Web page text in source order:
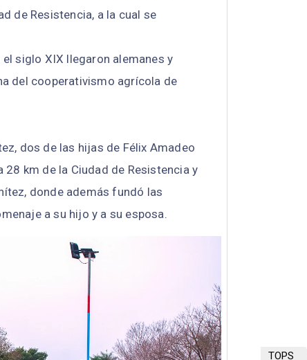
de Resistencia, a la cual se
siglo XIX llegaron alemanes y
del cooperativismo agrícola de
dos de las hijas de Félix Amadeo
km de la Ciudad de Resistencia y
donde además fundó las
a su hijo y a su esposa.
TOPS